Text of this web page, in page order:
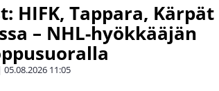
HIFK, Tappara, Kärpät
– NHL-hyökkääjän
05.08.2026 11:05